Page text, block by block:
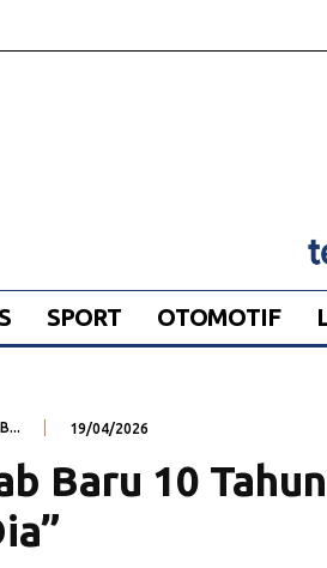
SPORT OTOMOTIF
19/04/2026
Baru 10 Tahun